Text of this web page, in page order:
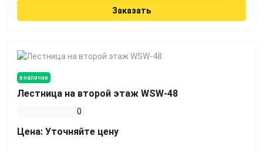
Заказать
в наличии
Лестница на второй этаж WSW-48
0
Цена: Уточняйте цену